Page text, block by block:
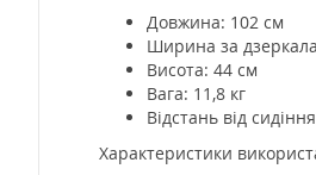
Довжина: 102 см
Ширина за
Висота: 44 см
Вага: 11,8 кг
Відстань від
Характеристики